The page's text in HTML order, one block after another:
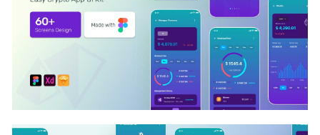
Almera Serif英文字体设计素材.otf .ttf .woff安装包
2024-12-
08
2021-01-07
Cinemax-电影流媒体app ui设计 .fig素材
2022-05-13